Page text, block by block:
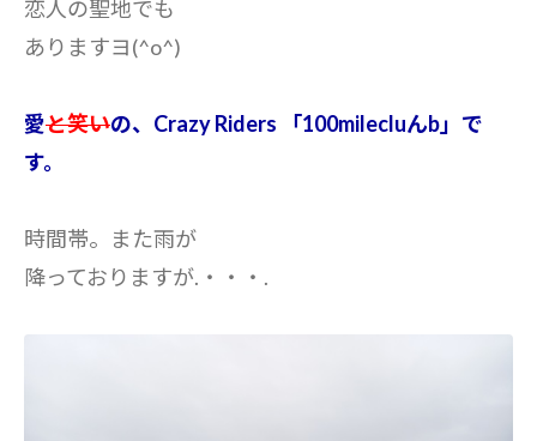
恋人の聖地でも
ありますヨ(^o^)
愛と笑いの、Crazy Riders 「100milecluんb」で
す。
時間帯。また雨が
降っておりますが.・・・.